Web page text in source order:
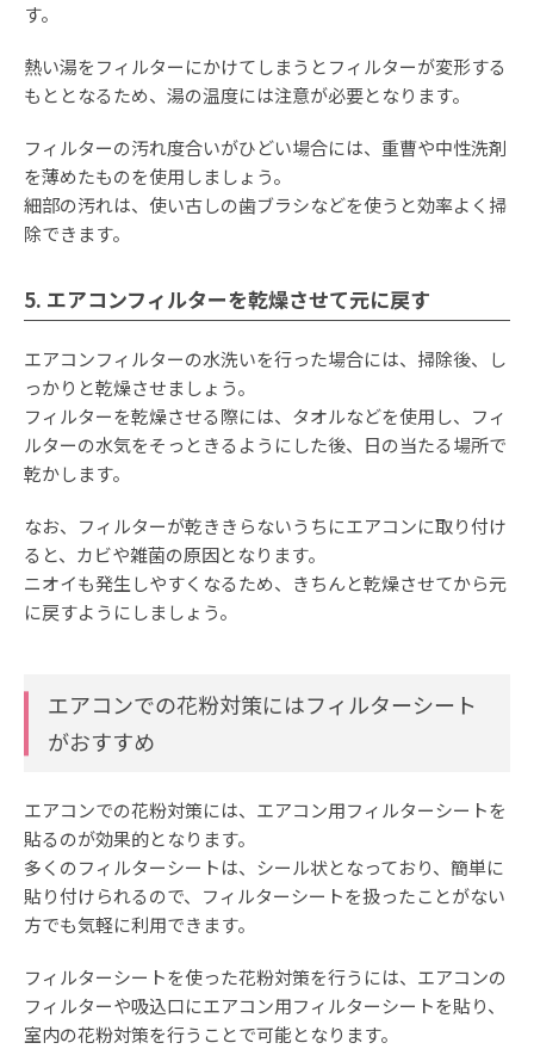
す。
熱い湯をフィルターにかけてしまうとフィルターが変形する
もととなるため、湯の温度には注意が必要となります。
フィルターの汚れ度合いがひどい場合には、重曹や中性洗剤
を薄めたものを使用しましょう。
細部の汚れは、使い古しの歯ブラシなどを使うと効率よく掃
除できます。
5. エアコンフィルターを乾燥させて元に戻す
エアコンフィルターの水洗いを行った場合には、掃除後、し
っかりと乾燥させましょう。
フィルターを乾燥させる際には、タオルなどを使用し、フィ
ルターの水気をそっときるようにした後、日の当たる場所で
乾かします。
なお、フィルターが乾ききらないうちにエアコンに取り付け
ると、カビや雑菌の原因となります。
ニオイも発生しやすくなるため、きちんと乾燥させてから元
に戻すようにしましょう。
エアコンでの花粉対策にはフィルターシート
がおすすめ
エアコンでの花粉対策には、エアコン用フィルターシートを
貼るのが効果的となります。
多くのフィルターシートは、シール状となっており、簡単に
貼り付けられるので、フィルターシートを扱ったことがない
方でも気軽に利用できます。
フィルターシートを使った花粉対策を行うには、エアコンの
フィルターや吸込口にエアコン用フィルターシートを貼り、
室内の花粉対策を行うことで可能となります。